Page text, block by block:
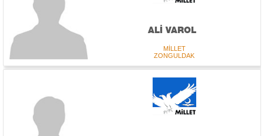
ALİ VAROL
MİLLET
ZONGULDAK